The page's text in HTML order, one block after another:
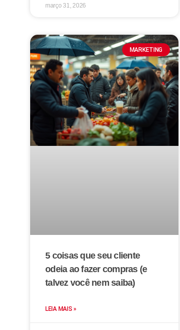
março 31, 2026
MARKETING
5 coisas que seu cliente
odeia ao fazer compras (e
talvez você nem saiba)
LEIA MAIS »